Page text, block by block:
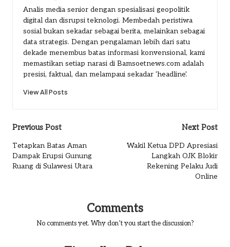
Analis media senior dengan spesialisasi geopolitik
digital dan disrupsi teknologi. Membedah peristiwa
sosial bukan sekadar sebagai berita, melainkan sebagai
data strategis. Dengan pengalaman lebih dari satu
dekade menembus batas informasi konvensional, kami
memastikan setiap narasi di Bamsoetnews.com adalah
presisi, faktual, dan melampaui sekadar 'headline'.
View All Posts
Post
navigation
Previous Post
Tetapkan Batas Aman
Dampak Erupsi Gunung
Ruang di Sulawesi Utara
Next Post
Wakil Ketua DPD Apresiasi
Langkah OJK Blokir
Rekening Pelaku Judi
Online
Comments
No comments yet. Why don’t you start the discussion?